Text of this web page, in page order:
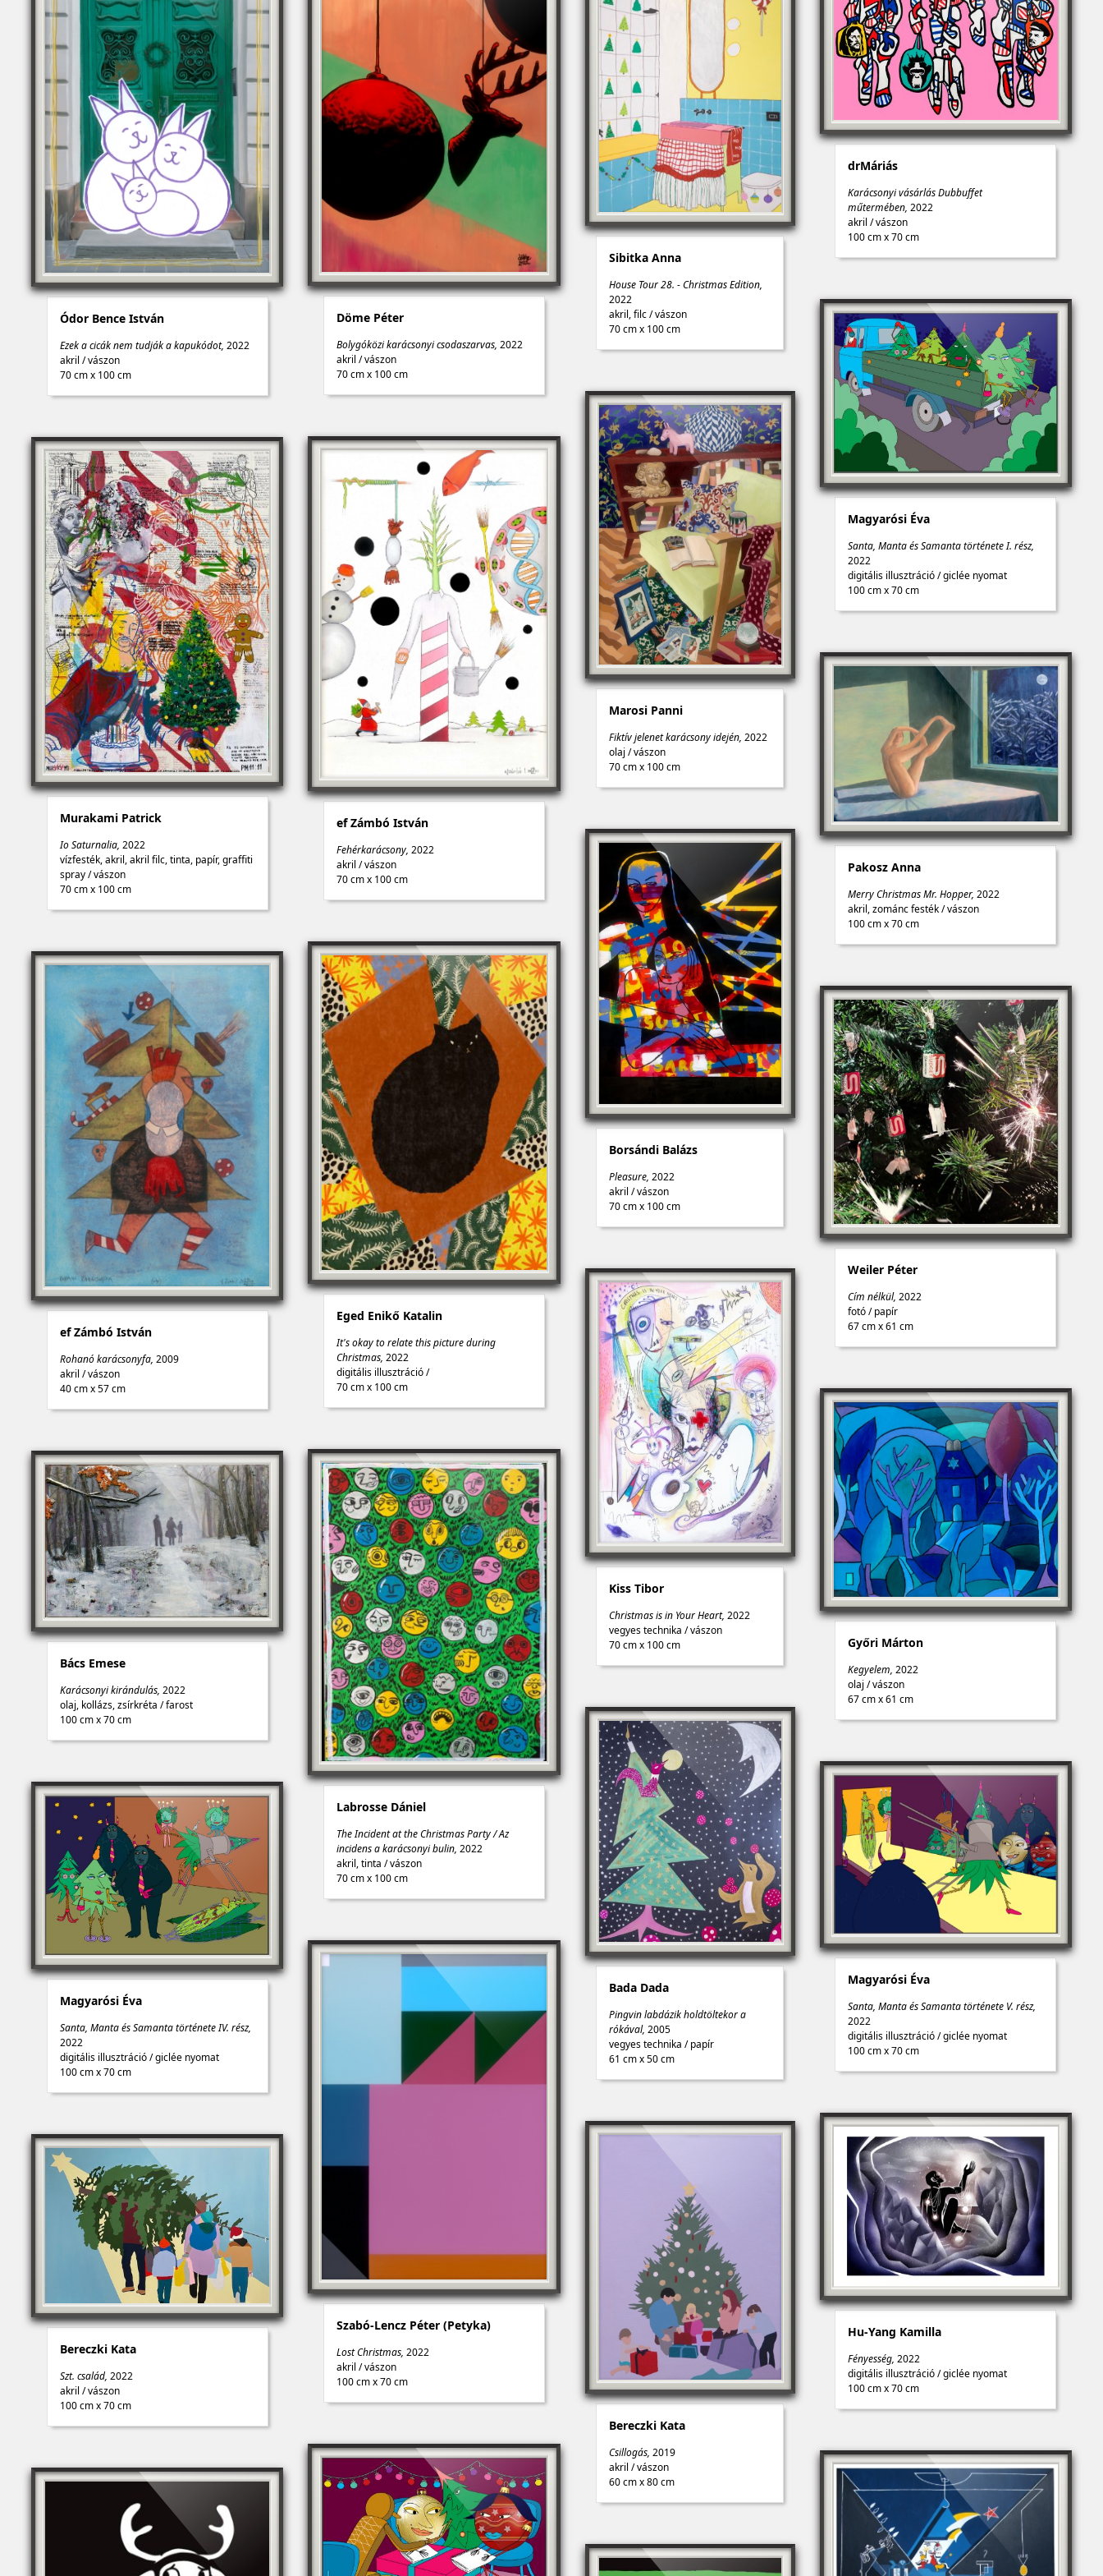
Ódor Bence István
Ezek a cicák nem tudják a kapukódot, 2022
akril /vászon
70 cm x 100 cm
Murakami Patrick
Io Saturnalia, 2022
vízfesték, akril, akril filc, tinta, papír, graffiti
spray/vászon
70 cm x 100 cm
ef Zámbó István
Rohanó karácsonyfa, 2009
akril /vászon
40 cm x 57 cm
Bács Emese
Karácsonyi kirándulás, 2022
olaj, kollázs, zsírkréta /farost
100 cm x 70 cm
Magyarósi Éva
Santa, Manta és Samanta története IV. rész,
2022
digitális illusztráció/giclée nyomat
100 cm x 70 cm
Bereczki Kata
Szt. család, 2022
akril /vászon
100 cm x 70 cm
Döme Péter
Bolygóközi karácsonyi csodaszarvas,2022
akril/vászon
70 cm x 100 cm
ef Zámbó István
Fehérkarácsony,2022
akril/vászon
70 cm x 100 cm
Eged Enikő Katalin
It's okay to relate this picture during
Christmas,2022
digitális illusztráció/
70 cm x 100 cm
Labrosse Dániel
The Incident at the Christmas Party / Az
incidens a karácsonyi bulin,2022
akril, tinta/vászon
70 cm x 100 cm
Szabó-Lencz Péter (Petyka)
Lost Christmas,2022
akril/vászon
100 cm x 70 cm
Sibitka Anna
House Tour 28. - Christmas Edition,
2022
akril, filc/vászon
70 cm x 100 cm
Marosi Panni
Fiktív jelenet karácsony idején,2022
olaj/vászon
70 cm x 100 cm
Borsándi Balázs
Pleasure,2022
akril/vászon
70 cm x 100 cm
Kiss Tibor
Christmas is in Your Heart,2022
vegyes technika/vászon
70 cm x 100 cm
Bada Dada
Pingvin labdázik holdtöltekor a
rókával,2005
vegyes technika/papír
61 cm x 50 cm
Bereczki Kata
Csillogás,2019
akril/vászon
60 cm x 80 cm
drMáriás
Karácsonyi vásárlás Dubbuffet
műtermében,2022
akril/vászon
100 cm x 70 cm
Magyarósi Éva
Santa, Manta és Samanta története I. rész,
2022
digitális illusztráció/giclée nyomat
100 cm x 70 cm
Pakosz Anna
Merry Christmas Mr. Hopper,2022
akril, zománc festék/vászon
100 cm x 70 cm
Weiler Péter
Cím nélkül,2022
fotó/papír
67 cm x 61 cm
Győri Márton
Kegyelem,2022
olaj/vászon
67 cm x 61 cm
Magyarósi Éva
Santa, Manta és Samanta története V. rész,
2022
digitális illusztráció/giclée nyomat
100 cm x 70 cm
Hu-Yang Kamilla
Fényesség,2022
digitális illusztráció/giclée nyomat
100 cm x 70 cm